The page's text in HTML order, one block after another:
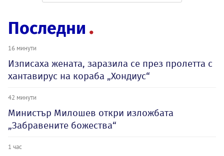
Последни
16 минути
Изписаха жената, заразила се през пролетта с
хантавирус на кораба „Хондиус“
42 минути
Министър Милошев откри изложбата
„Забравените божества“
1 час